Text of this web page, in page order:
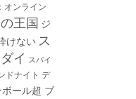
オ​ンライン
王国 ジ
けない ス
イ スパイ
ドナイト デ
ボール超 ブ